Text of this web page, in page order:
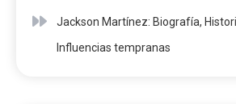
Jackson Martínez: Biografía,
Influencias tempranas